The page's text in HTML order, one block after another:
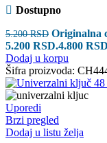
Dostupno
5.200RSD Originalna
5.200 RSD.4.800 RSD
Dodaj u korpu
Šifra proizvoda:
Uporedi
Brzi pregled
Dodaj u listu želja